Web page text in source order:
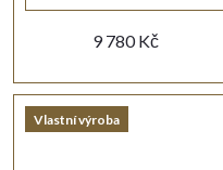
9 780 Kč
Vlastní výroba